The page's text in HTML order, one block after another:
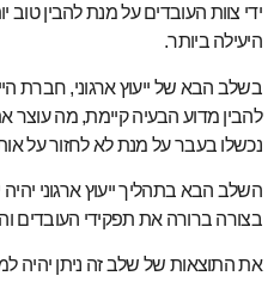
ידי צוות העובדים על מנת להבין טוב
היעילה ביותר.
בשלב הבא של ייעוץ ארגוני, חברת
להבין מדוע הבעיה קיימת, מה עוצר
נכשלו בעבר על מנת לא לחזור על
השלב הבא בתהליך ייעוץ ארגוני
בצורה ברורה את תפקידי העובדים
את התוצאות של שלב זה ניתן יהיה